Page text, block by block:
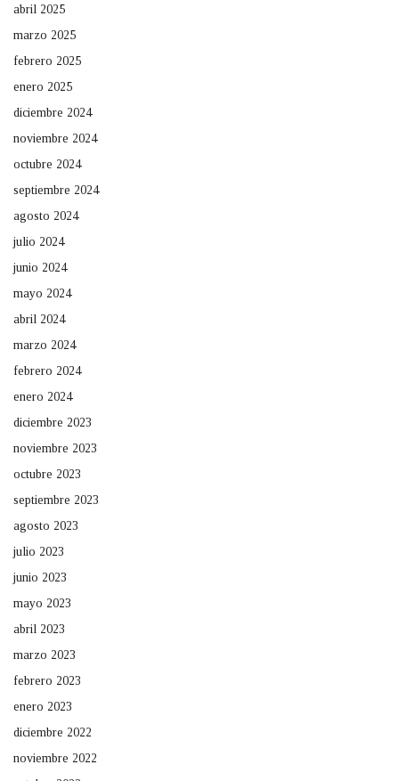
abril 2025
marzo 2025
febrero 2025
enero 2025
diciembre 2024
noviembre 2024
octubre 2024
septiembre 2024
agosto 2024
julio 2024
junio 2024
mayo 2024
abril 2024
marzo 2024
febrero 2024
enero 2024
diciembre 2023
noviembre 2023
octubre 2023
septiembre 2023
agosto 2023
julio 2023
junio 2023
mayo 2023
abril 2023
marzo 2023
febrero 2023
enero 2023
diciembre 2022
noviembre 2022